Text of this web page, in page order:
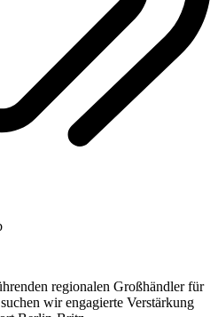
regionalen Großhändler für
wir engagierte Verstärkung